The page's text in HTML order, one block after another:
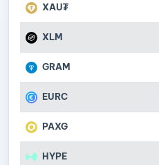
XAU₮
XLM
GRAM
EURC
PAXG
HYPE